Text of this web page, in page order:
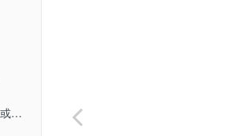
通过页面制作合同模板（pdf或word）